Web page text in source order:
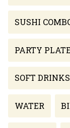
SUSHI
PARTY
SOFT DRINKS
WATER